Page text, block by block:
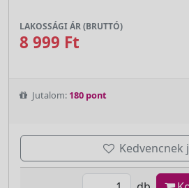
LAKOSSÁGI ÁR (BRUTTÓ)
8 999 Ft
Jutalom: 180 pont
Kedvencnek